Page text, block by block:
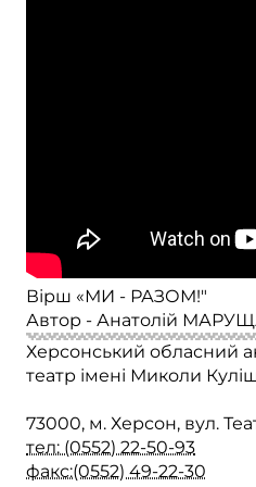
Вірш «МИ - РАЗОМ!"
Автор - Анатолій
Херсонський обласний
театр імені Миколи
73000, м. Херсон, вул.
тел: (0552) 22-50-93
факс:(0552) 49-22-30